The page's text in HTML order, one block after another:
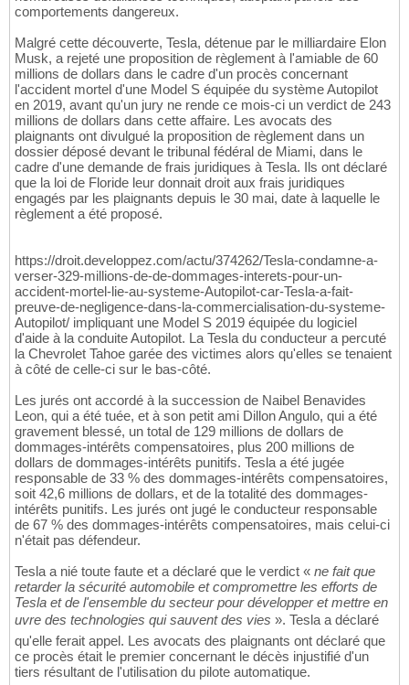
comportements dangereux.
Malgré cette découverte, Tesla, détenue par le milliardaire Elon
Musk, a rejeté une proposition de règlement à l'amiable de 60
millions de dollars dans le cadre d'un procès concernant
l'accident mortel d'une Model S équipée du système Autopilot
en 2019, avant qu'un jury ne rende ce mois-ci un verdict de 243
millions de dollars dans cette affaire. Les avocats des
plaignants ont divulgué la proposition de règlement dans un
dossier déposé devant le tribunal fédéral de Miami, dans le
cadre d'une demande de frais juridiques à Tesla. Ils ont déclaré
que la loi de Floride leur donnait droit aux frais juridiques
engagés par les plaignants depuis le 30 mai, date à laquelle le
règlement a été proposé.
https://droit.developpez.com/actu/374262/Tesla-condamne-a-
verser-329-millions-de-de-dommages-interets-pour-un-
accident-mortel-lie-au-systeme-Autopilot-car-Tesla-a-fait-
preuve-de-negligence-dans-la-commercialisation-du-systeme-
Autopilot/ impliquant une Model S 2019 équipée du logiciel
d'aide à la conduite Autopilot. La Tesla du conducteur a percuté
la Chevrolet Tahoe garée des victimes alors qu'elles se tenaient
à côté de celle-ci sur le bas-côté.
Les jurés ont accordé à la succession de Naibel Benavides
Leon, qui a été tuée, et à son petit ami Dillon Angulo, qui a été
gravement blessé, un total de 129 millions de dollars de
dommages-intérêts compensatoires, plus 200 millions de
dollars de dommages-intérêts punitifs. Tesla a été jugée
responsable de 33 % des dommages-intérêts compensatoires,
soit 42,6 millions de dollars, et de la totalité des dommages-
intérêts punitifs. Les jurés ont jugé le conducteur responsable
de 67 % des dommages-intérêts compensatoires, mais celui-ci
n'était pas défendeur.
Tesla a nié toute faute et a déclaré que le verdict « ne fait que
retarder la sécurité automobile et compromettre les efforts de
Tesla et de l'ensemble du secteur pour développer et mettre en
uvre des technologies qui sauvent des vies ». Tesla a déclaré
qu'elle ferait appel. Les avocats des plaignants ont déclaré que
ce procès était le premier concernant le décès injustifié d'un
tiers résultant de l'utilisation du pilote automatique.